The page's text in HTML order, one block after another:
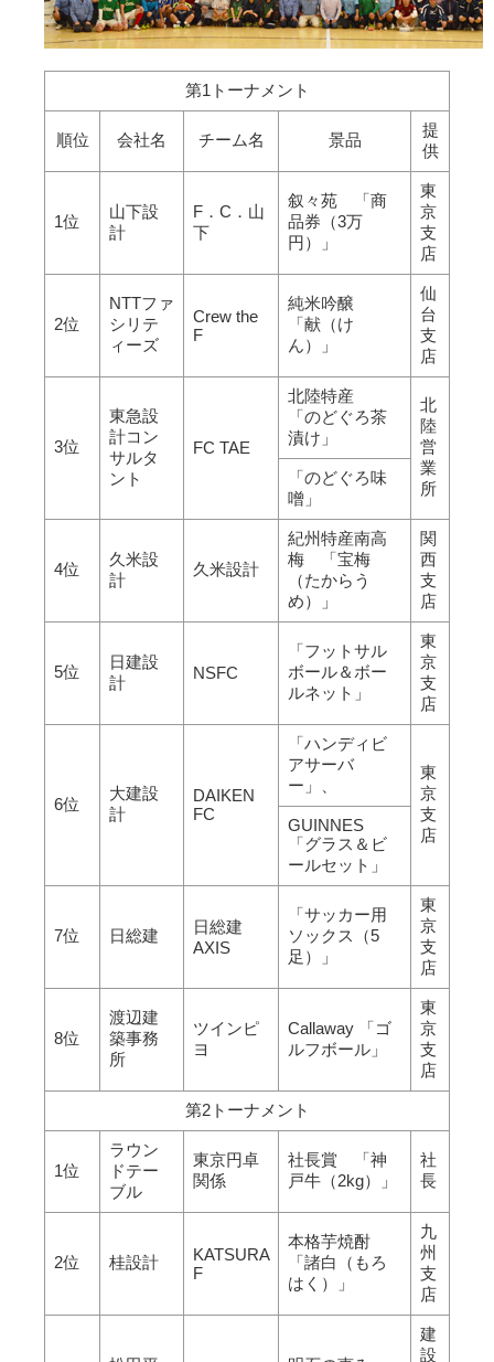
第1トーナメント
順位 会社名 チーム名 景品
提
供
1位
山下設
計
F．C．山
下
叙々苑 「商
品券（3万
円）」
東
京
支
店
2位
NTTファ
シリテ
ィーズ
Crew the
F
純米吟醸
「献（け
ん）」
仙
台
支
店
3位
東急設
計コン
サルタ
ント
FC TAE
北陸特産
「のどぐろ茶
漬け」
北
陸
営
業
所
「のどぐろ味
噌」
4位
久米設
計
久米設計
紀州特産南高
梅 「宝梅
（たからう
め）」
関
西
支
店
5位
日建設
計
NSFC
「フットサル
ボール＆ボー
ルネット」
東
京
支
店
6位
大建設
計
DAIKEN
FC
「ハンディビ
アサーバ
ー」、
東
京
支
店
GUINNES
「グラス＆ビ
ールセット」
7位 日総建
日総建
AXIS
「サッカー用
ソックス（5
足）」
東
京
支
店
8位
渡辺建
築事務
所
ツインピ
ヨ
Callaway 「ゴ
ルフボール」
東
京
支
店
第2トーナメント
1位
ラウン
ドテー
ブル
東京円卓
関係
社長賞 「神
戸牛（2kg）」
社
長
2位 桂設計
KATSURA
F
本格芋焼酎
「諸白（もろ
はく）」
九
州
支
店
建
設